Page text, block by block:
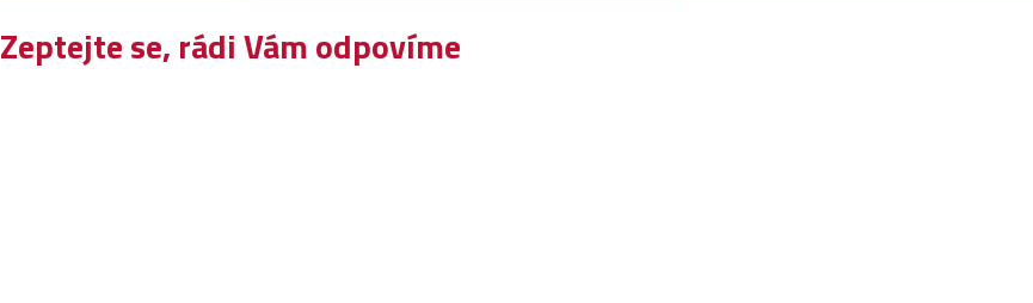
Zeptejte se, rádi Vám odpovíme